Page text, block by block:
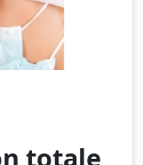
totale